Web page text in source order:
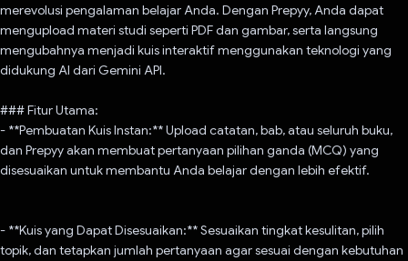
merevolusi pengalaman belajar Anda. Dengan Prepyy, Anda dapat
mengupload materi studi seperti PDF dan gambar, serta langsung
mengubahnya menjadi kuis interaktif menggunakan teknologi yang
didukung AI dari Gemini API.
### Fitur Utama:
- **Pembuatan Kuis Instan:** Upload catatan, bab, atau seluruh buku,
dan Prepyy akan membuat pertanyaan pilihan ganda (MCQ) yang
disesuaikan untuk membantu Anda belajar dengan lebih efektif.
- **Kuis yang Dapat Disesuaikan:** Sesuaikan tingkat kesulitan, pilih
topik, dan tetapkan jumlah pertanyaan agar sesuai dengan kebutuhan